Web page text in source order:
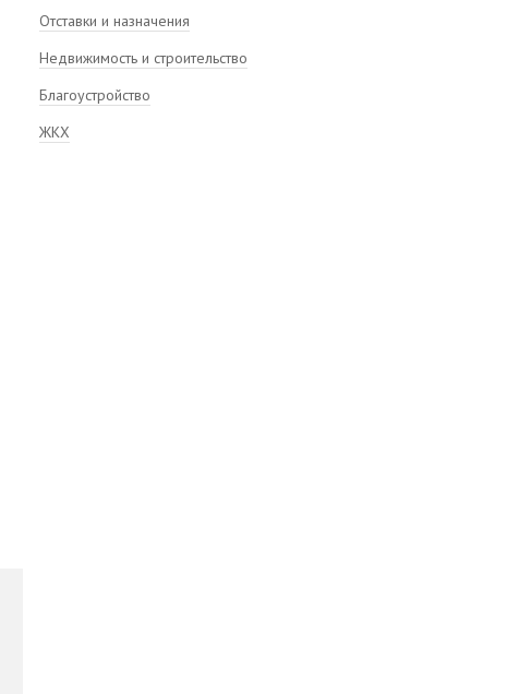
Отставки и назначения
Недвижимость и строительство
Благоустройство
ЖКХ